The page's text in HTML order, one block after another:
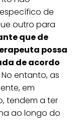
de
outro para
que de
possa
de acordo
No entanto, as
em
tendem a ter
ao longo do